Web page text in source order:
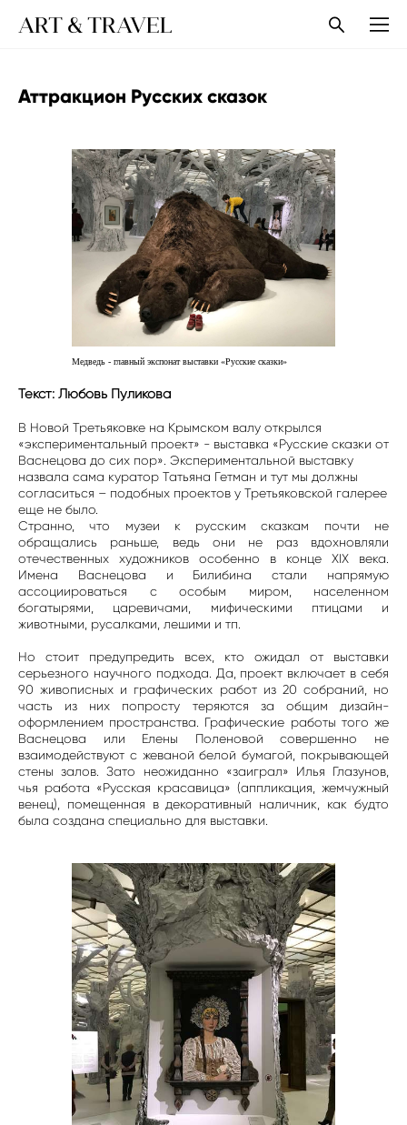
ART & TRAVEL
Аттракцион Русских сказок
Медведь - главный экспонат выставки «Русские сказки»
Текст: Любовь Пуликова
В Новой Третьяковке на Крымском валу открылcя
«экспериментальный проект» - выставка «Русские сказки от
Васнецова до сих пор». Экспериментальной выставку
назвала сама куратор Татьяна Гетман и тут мы должны
согласиться – подобных проектов у Третьяковской галерее
еще не было.
Странно, что музеи к русским сказкам почти не
обращались раньше, ведь они не раз вдохновляли
отечественных художников особенно в конце XIX века.
Имена Васнецова и Билибина стали напрямую
ассоциироваться с особым миром, населенном
богатырями, царевичами, мифическими птицами и
животными, русалками, лешими и тп.
Но стоит предупредить всех, кто ожидал от выставки
серьезного научного подхода. Да, проект включает в себя
90 живописных и графических работ из 20 собраний, но
часть из них попросту теряются за общим дизайн-
оформлением пространства. Графические работы того же
Васнецова или Елены Поленовой совершенно не
взаимодействуют с жеваной белой бумагой, покрывающей
стены залов. Зато неожиданно «заиграл» Илья Глазунов,
чья работа «Русская красавица» (аппликация, жемчужный
венец), помещенная в декоративный наличник, как будто
была создана специально для выставки.